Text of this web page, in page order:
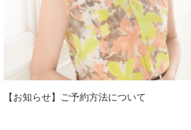
【お知らせ】ご予約方法について